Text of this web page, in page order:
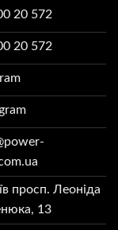
20 572
20 572
просп. Леоніда
13